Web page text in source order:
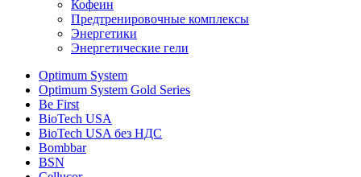
Кофеин
Предтренировочные комплексы
Энергетики
Энергетические гели
Optimum System
Optimum System Gold Series
Be First
BioTech USA
BioTech USA без НДС
Bombbar
BSN